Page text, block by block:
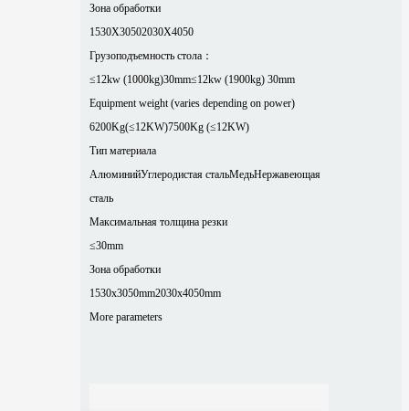
Зона обработки
1530X30502030X4050
Грузоподъемность стола：
≤12kw (1000kg)30mm≤12kw (1900kg) 30mm
Equipment weight (varies depending on power)
6200Kg(≤12KW)7500Kg (≤12KW)
Тип материала
АлюминийУглеродистая стальМедьНержавеющая
сталь
Максимальная толщина резки
≤30mm
Зона обработки
1530x3050mm2030x4050mm
More parameters